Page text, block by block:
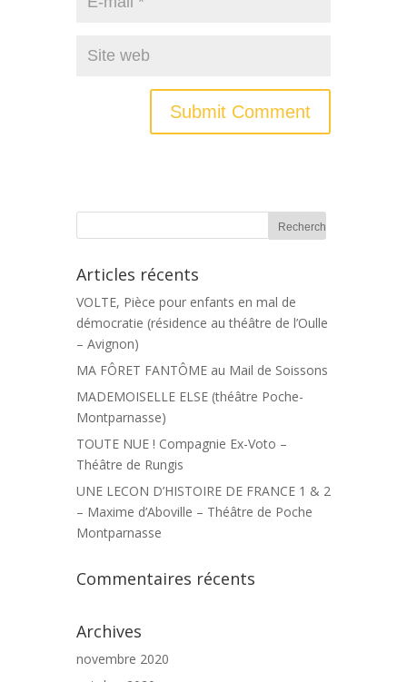
Articles récents
VOLTE, Pièce pour enfants en mal de
démocratie (résidence au théâtre de l’Oulle
– Avignon)
MA FÔRET FANTÔME au Mail de Soissons
MADEMOISELLE ELSE (théâtre Poche-
Montparnasse)
TOUTE NUE ! Compagnie Ex-Voto –
Théâtre de Rungis
UNE LECON D’HISTOIRE DE FRANCE 1 & 2
– Maxime d’Aboville – Théâtre de Poche
Montparnasse
Commentaires récents
Archives
novembre 2020